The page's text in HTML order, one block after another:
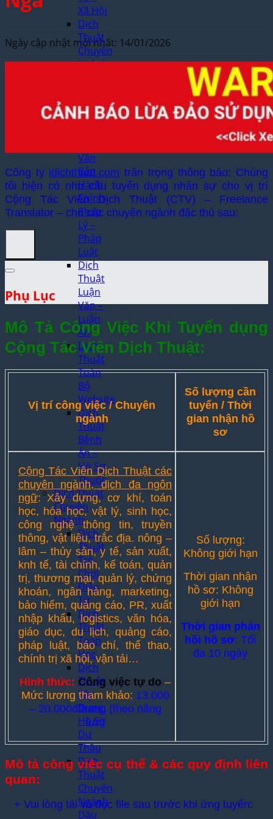
Xã Hội
Dịch
Thuật
Chuyên
Ngành
Học
Kỹ
Văn
Bản
Hành
Chính
Pháp
Lý –
Pháp
Luật
Dịch
Thuật
Luận
Văn –
Luận
Án
Dịch
Thuật
Toàn
Bộ
Website
Dịch
Thuật
Bệnh
Án –
Hồ Sơ
Thuốc
Dịch Thuật
Chuyên
Ngành
Dịch
Thuật
Trò
Chơi
Điện
Tử
Dịch
Thuật
Toán
Học
Dịch
Thuật
Xây
Dựng,
Hồ Sơ
Dự
Thầu
Dịch
Thuật
Chuyên
Ngành
Dầu
Ngày cập nhật mới nhất: 14/01/2026
Công ty idichthuat.com trân trọng thông báo: Chúng
tôi hiện có nhu cầu tuyển dụng nhân sự cho vị trí
Cộng Tác Viên Dịch Thuật (CTV) – Freelance
Translator – cho các chuyên ngành đặc thù sau:
Phụ Lục
Mô Tả Công Việc Khi Tuyển dụng
Cộng Tác Viên Dịch Thuật:
Vị trí công việc / Chuyên
ngành
Số lượng cần
tuyển / Thời
gian nhận hồ
sơ
Cộng Tác Viên Dịch Thuật các
chuyên ngành, dịch đa ngôn
ngữ: Xây dựng, cơ khí, toán
học, hóa học, vật lý, sinh học,
công nghệ thông tin, truyền
thông, vật liệu, trắc địa. nông –
lâm – thủy sản, y tế, sản xuất,
knh tế, tài chính, kế toán, quản
trị, thương mại, quản lý, chứng
khoán, ngân hàng, marketing,
bảo hiểm, quảng cáo, PR, xuất
nhập khẩu, logistics, văn hóa,
giáo dục, du lịch, quảng cáo,
pháp luật, báo chí, thể thao,
chính trị xã hội, vận tải…
Hình thức: Công việc tự do –
Mức lương tham khảo: 13.000
– 20.000đ/trang (theo năng
lực)
Số lượng:
Không giới hạn
Thời gian nhận
hồ sơ: Không
giới hạn
Thời gian phản
hồi hồ sơ: Tối
đa 10 ngày
Mô tả công việc cụ thể & các quy định liên
quan:
+ Vui lòng tải và đọc file sau trước khi ứng tuyển: